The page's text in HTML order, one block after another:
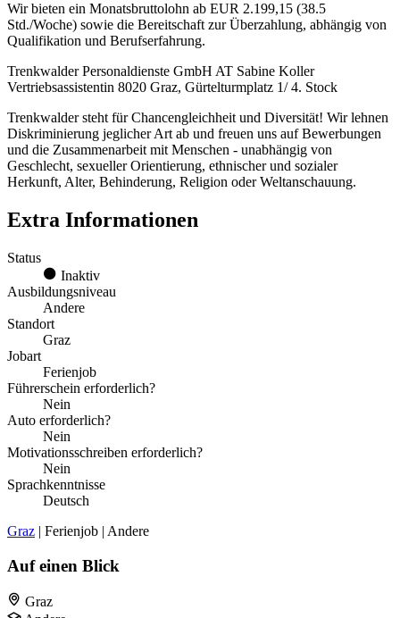
Wir bieten ein Monatsbruttolohn ab EUR 2.199,15 (38.5
Std./Woche) sowie die Bereitschaft zur Überzahlung, abhängig von
Qualifikation und Berufserfahrung.
Trenkwalder Personaldienste GmbH AT Sabine Koller
Vertriebsassistentin 8020 Graz, Gürtelturmplatz 1/ 4. Stock
Trenkwalder steht für Chancengleichheit und Diversität! Wir lehnen
Diskriminierung jeglicher Art ab und freuen uns auf Bewerbungen
und die Zusammenarbeit mit Menschen - unabhängig von
Geschlecht, sexueller Orientierung, ethnischer und sozialer
Herkunft, Alter, Behinderung, Religion oder Weltanschauung.
Extra Informationen
Status
Inaktiv
Ausbildungsniveau
Andere
Standort
Graz
Jobart
Ferienjob
Führerschein erforderlich?
Nein
Auto erforderlich?
Nein
Motivationsschreiben erforderlich?
Nein
Sprachkenntnisse
Deutsch
Graz | Ferienjob | Andere
Auf einen Blick
Graz